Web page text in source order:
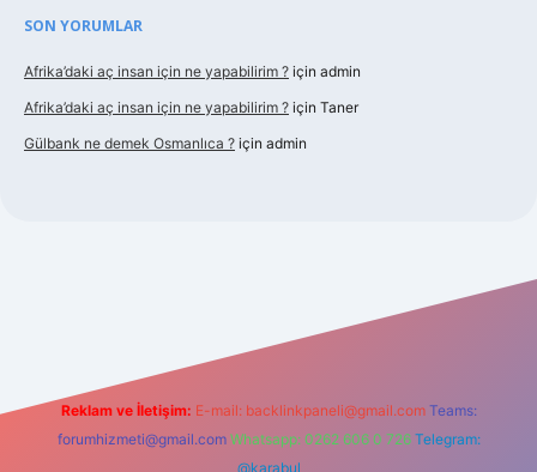
SON YORUMLAR
Afrika’daki aç insan için ne yapabilirim ? için admin
Afrika’daki aç insan için ne yapabilirim ? için Taner
Gülbank ne demek Osmanlıca ? için admin
Reklam ve İletişim: E-mail: backlinkpaneli@gmail.com Teams:
forumhizmeti@gmail.com Whatsapp: 0262 606 0 726 Telegram:
@karabul